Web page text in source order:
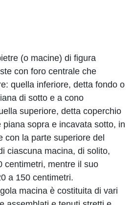
(o macine) di figura
con foro centrale che
quella inferiore, detta fondo o
di sotto e a cono
superiore, detta coperchio
sopra e incavata sotto, in
con la parte superiore del
ciascuna macina, di solito,
centimetri, mentre il suo
a 150 centimetri.
macina è costituita di vari